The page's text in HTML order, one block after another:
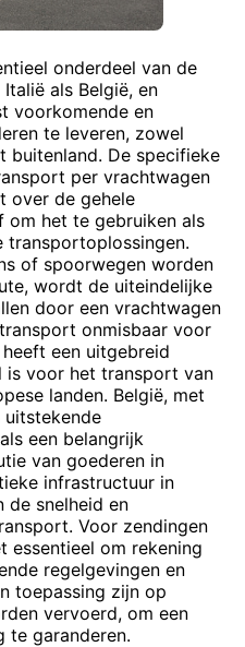
onderdeel van de
als België, en
voorkomende en
te leveren, zowel
buitenland. De specifieke
per vrachtwagen
over de gehele
om het te gebruiken als
transportoplossingen.
of spoorwegen worden
wordt de uiteindelijke
door een vrachtwagen
onmisbaar voor
een uitgebreid
is voor het transport van
landen. België, met
een belangrijk
van goederen in
infrastructuur in
de snelheid en
Voor zendingen
essentieel om rekening
regelgevingen en
toepassing zijn op
vervoerd, om een
te garanderen.